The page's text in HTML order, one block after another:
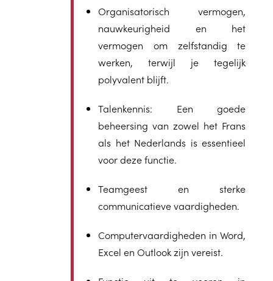
Organisatorisch vermogen,
nauwkeurigheid en het
vermogen om zelfstandig te
werken, terwijl je tegelijk
polyvalent blijft.
Talenkennis: Een goede
beheersing van zowel het Frans
als het Nederlands is essentieel
voor deze functie.
Teamgeest en sterke
communicatieve vaardigheden.
Computervaardigheden in Word,
Excel en Outlook zijn vereist.